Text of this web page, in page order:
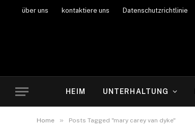
über uns kontaktiere uns Datenschutzrichtlinie
HEIM UNTERHALTUNG
Home » Posts Tagged "mary carey van dyke"